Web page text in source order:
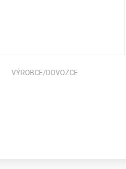
VÝROBCE/DOVOZCE